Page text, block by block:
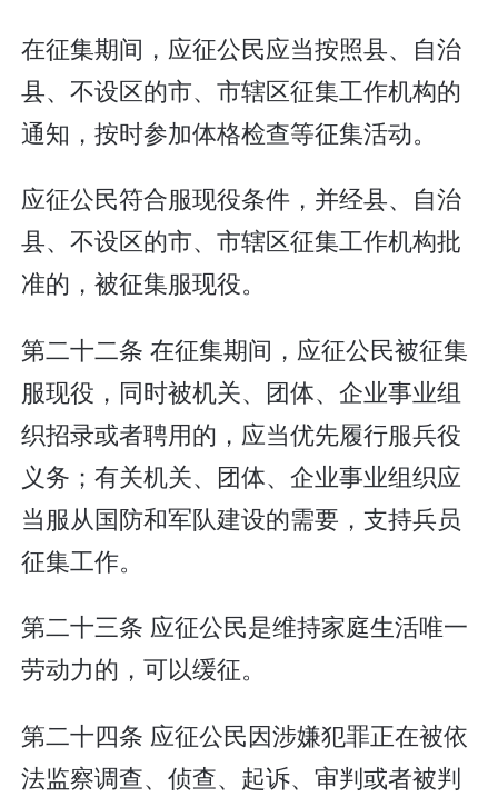
在征集期间，应征公民应当按照县、自治
县、不设区的市、市辖区征集工作机构的
通知，按时参加体格检查等征集活动。
应征公民符合服现役条件，并经县、自治
县、不设区的市、市辖区征集工作机构批
准的，被征集服现役。
第二十二条 在征集期间，应征公民被征集
服现役，同时被机关、团体、企业事业组
织招录或者聘用的，应当优先履行服兵役
义务；有关机关、团体、企业事业组织应
当服从国防和军队建设的需要，支持兵员
征集工作。
第二十三条 应征公民是维持家庭生活唯一
劳动力的，可以缓征。
第二十四条 应征公民因涉嫌犯罪正在被依
法监察调查、侦查、起诉、审判或者被判